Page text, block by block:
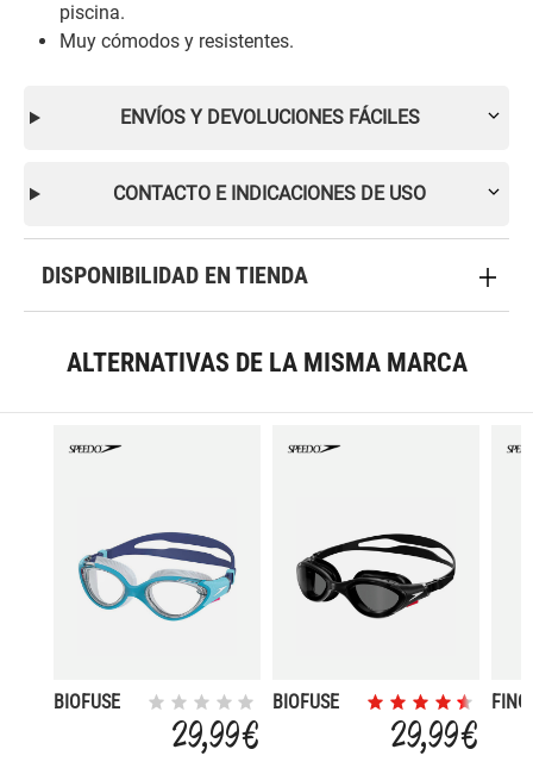
piscina.
Muy cómodos y resistentes.
ENVÍOS Y DEVOLUCIONES FÁCILES
CONTACTO E INDICACIONES DE USO
DISPONIBILIDAD EN TIENDA
ALTERNATIVAS DE LA MISMA MARCA
BIOFUSE
29,99 €
BIOFUSE
29,99 €